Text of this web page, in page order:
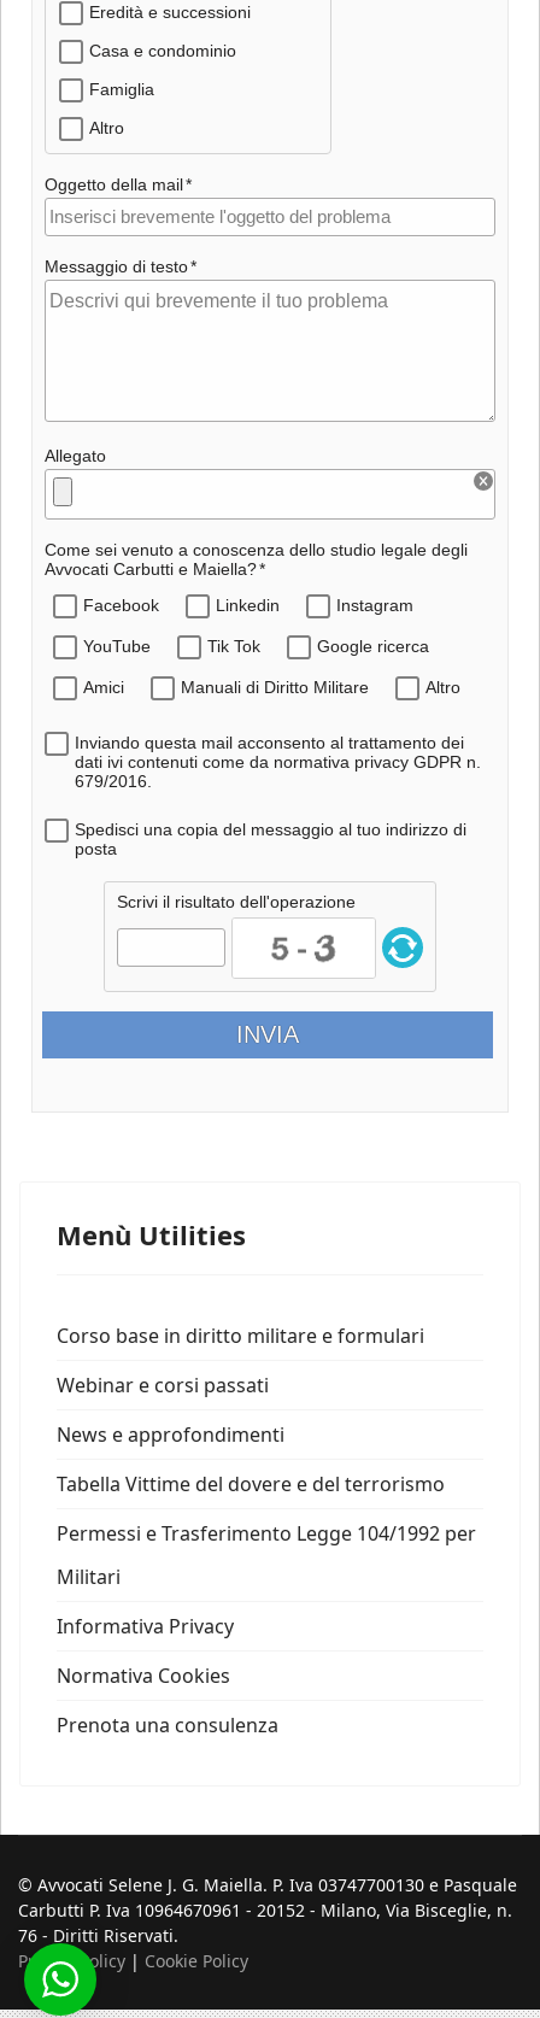
Eredità e successioni
Casa e condominio
Famiglia
Altro
Oggetto della mail
Messaggio di testo
Allegato
Come sei venuto a conoscenza dello studio legale degli
Avvocati Carbutti e Maiella?
Facebook
Linkedin Instagram
YouTube Tik Tok Google ricerca
Amici Manuali di Diritto Militare Altro
Inviando questa mail acconsento al trattamento dei
dati ivi contenuti come da normativa privacy GDPR n.
679/2016.
Spedisci una copia del messaggio al tuo indirizzo di
posta
Scrivi il risultato dell'operazione
Menù Utilities
Corso base in diritto militare e formulari
Webinar e corsi passati
News e approfondimenti
Tabella Vittime del dovere e del terrorismo
Permessi e Trasferimento Legge 104/1992 per
Militari
Informativa Privacy
Normativa Cookies
Prenota una consulenza
© Avvocati Selene J. G. Maiella. P. Iva 03747700130 e Pasquale
Carbutti P. Iva 10964670961 - 20152 - Milano, Via Bisceglie, n.
76 - Diritti Riservati.
Privacy Policy | Cookie Policy